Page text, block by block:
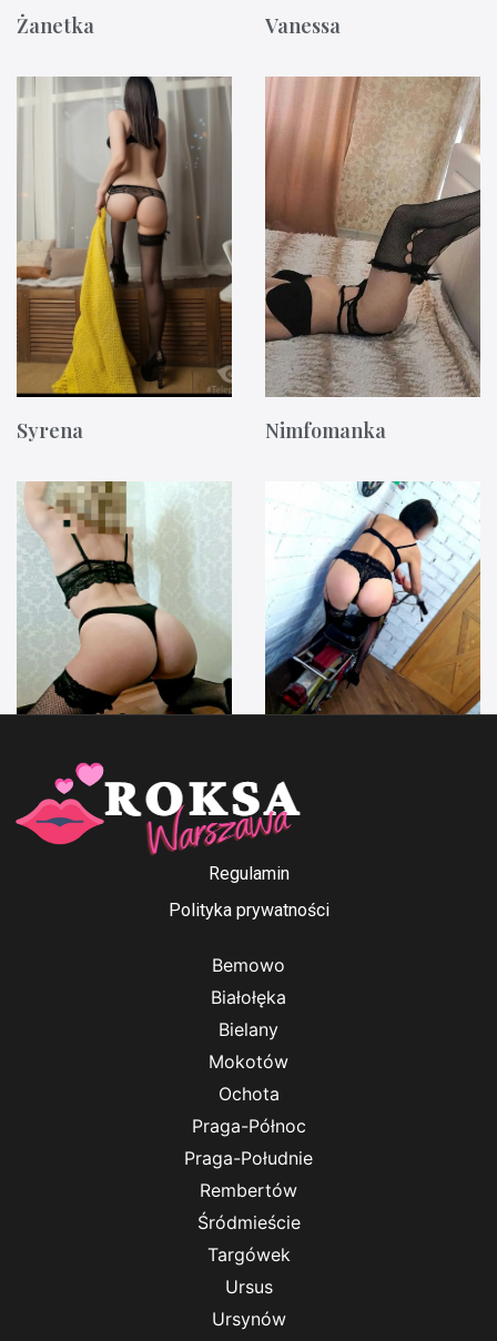
Żanetka Vanessa
Syrena Nimfomanka
Anna Ford Irenka
Regulamin
Polityka prywatności
Bemowo
Białołęka
Bielany
Mokotów
Ochota
Praga-Północ
Praga-Południe
Rembertów
Śródmieście
Targówek
Ursus
Ursynów